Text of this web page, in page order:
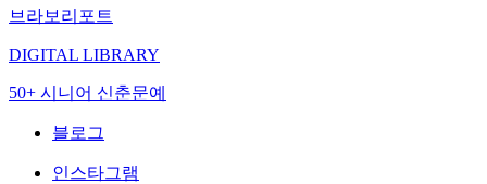
브라보리포트
DIGITAL LIBRARY
50+ 시니어 신춘문예
블로그
인스타그램